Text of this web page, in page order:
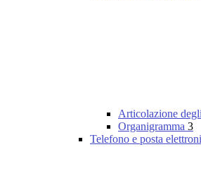
Articolazione
Organigramma 3
Telefono e posta